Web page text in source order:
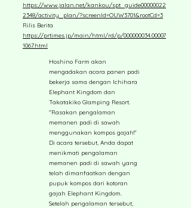
https://www.jalan.net/kankou/spt_guide00000022
2348/activity_plan/?screenId=OUW3701&rootCd=3
Rilis Berita
https://prtimes.jp/main/html/rd/p/000000034.00007
1067.html
Hoshino Farm akan
mengadakan acara panen padi
bekerja sama dengan Ichihara
Elephant Kingdom dan
Takatakiko Glamping Resort.
"Rasakan pengalaman
memanen padi di sawah
menggunakan kompos gajah!"
Di acara tersebut, Anda dapat
menikmati pengalaman
memanen padi di sawah yang
telah dimanfaatkan dengan
pupuk kompos dari kotoran
gajah Elephant Kingdom.
Setelah pengalaman tersebut,